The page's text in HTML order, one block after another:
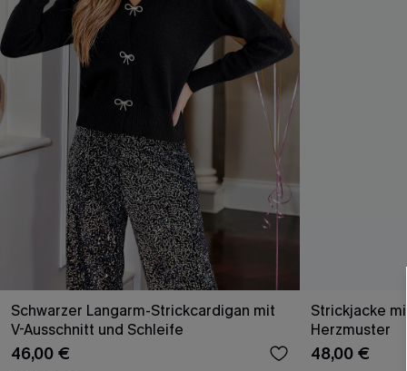
Schwarzer Langarm-Strickcardigan mit
V-Ausschnitt und Schleife
46,00 €
Strickjacke
Herzmuster
48,00 €